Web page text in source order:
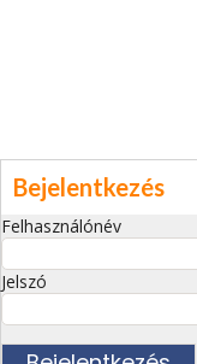
Bejelentkezés
Felhasználónév
Jelszó